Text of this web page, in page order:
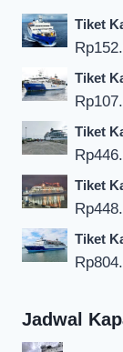
Tiket
Rp
Tiket
Rp
Tiket
Rp
Tiket
Rp
Tiket
Rp
Jadwal